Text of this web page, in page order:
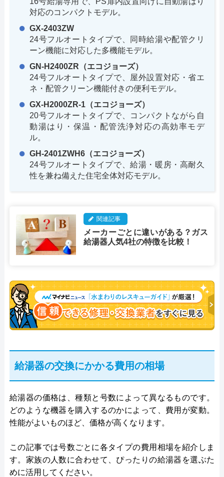
対応のコンパクトモデル。
GX-2403ZW
24号フルオートタイプで、同時給湯や配管クリ
ーン機能に対応した多機能モデル。
GN-H2400ZR（エコジョーズ）
24号フルオートタイプで、屋外設置対応・省エ
ネ・配管クリーン機能付きの便利モデル。
GX-H2000ZR-1（エコジョーズ）
20号フルオートタイプで、コンパクトながら自
動湯はり・保温・配管洗浄対応の高効率モデ
ル。
GH-2401ZWH6（エコジョーズ）
24号フルオートタイプで、給湯・暖房・高耐久
性を兼ね備えた住宅全体対応モデル。
関連記事
メーカーごとに違いがある？ガス
給湯器人気4社の特徴を比較！
給湯器の交換にかかる費用の相場
給湯器の価格は、種類と号数によって異なるものです。
どのような機器を購入するのかによって、費用が変動。
性能がよいものほど、価格が高くなります。
この記事では号数ごとに各タイプの費用相場を紹介しま
す。家族の人数に合わせて、ぴったりの給湯器を選ぶた
めに活用してください。